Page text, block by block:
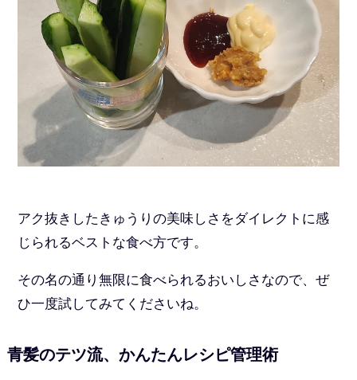
アク抜きしたきゅうりの美味しさをダイレクトに感
じられるベストな食べ方です。
その名の通り無限に食べられるおいしさなので、ぜ
ひ一度試してみてくださいね。
青髪のテツ流、かんたんレシピ管理術